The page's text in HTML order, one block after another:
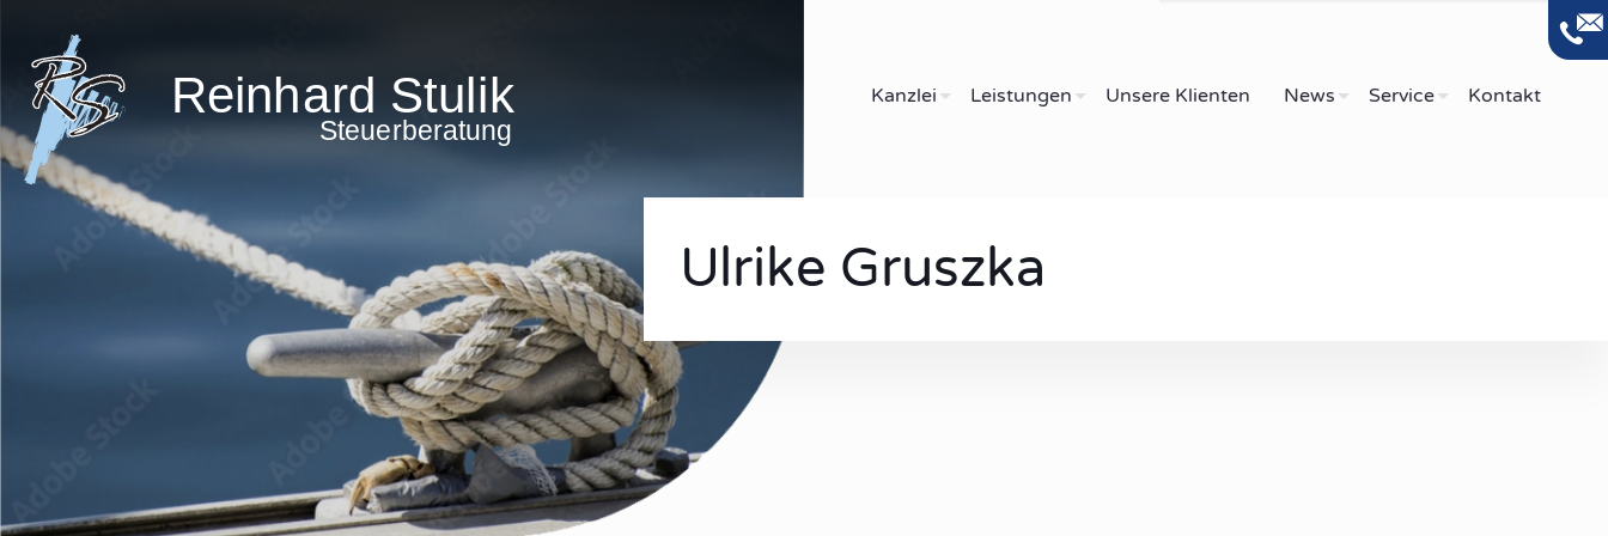
Kanzlei Leistungen Unsere Klienten News Service Kontakt
Ulrike Gruszka